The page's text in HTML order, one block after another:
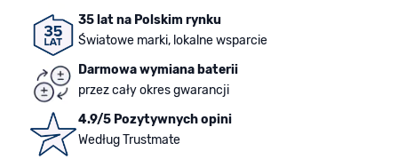
35 lat na Polskim rynku
Światowe marki, lokalne wsparcie
Darmowa wymiana baterii
przez cały okres gwarancji
4.9/5 Pozytywnych opini
Według Trustmate